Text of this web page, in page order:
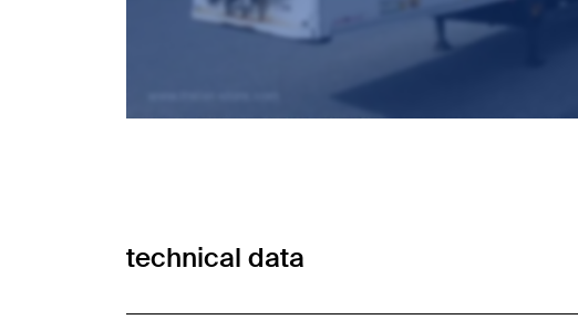
technical data